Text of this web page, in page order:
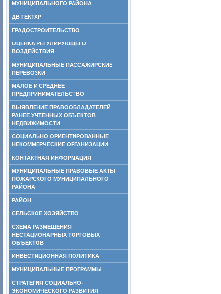
МУНИЦИПАЛЬНОГО РАЙОНА
ДВ ГЕКТАР
ГРАДОСТРОИТЕЛЬСТВО
ОЦЕНКА РЕГУЛИРУЮЩЕГО
ВОЗДЕЙСТВИЯ
МУНИЦИПАЛЬНЫЕ ПАССАЖИРСКИЕ
ПЕРЕВОЗКИ
МАЛОЕ И СРЕДНЕЕ
ПРЕДПРИНИМАТЕЛЬСТВО
ВЫЯВЛЕНИЕ ПРАВООБЛАДАТЕЛЕЙ
РАНЕЕ УЧТЕННЫХ ОБЪЕКТОВ
НЕДВИЖИМОСТИ
СОЦИАЛЬНО ОРИЕНТИРОВАННЫЕ
НЕКОММЕРЧЕСКИЕ ОРГАНИЗАЦИИ
КОНТАКТНАЯ ИНФОРМАЦИЯ
МУНИЦИПАЛЬНЫЕ ПРАВОВЫЕ АКТЫ
ПОЖАРСКОГО МУНИЦИПАЛЬНОГО
РАЙОНА
РАЙОН
СЕЛЬСКОЕ ХОЗЯЙСТВО
СХЕМА РАЗМЕЩЕНИЯ
НЕСТАЦИОНАРНЫХ ТОРГОВЫХ
ОБЪЕКТОВ
ИНВЕСТИЦИОННАЯ ПОЛИТИКА
МУНИЦИПАЛЬНЫЕ ПРОГРАММЫ
СТРАТЕГИЯ СОЦИАЛЬНО-
ЭКОНОМИЧЕСКОГО РАЗВИТИЯ